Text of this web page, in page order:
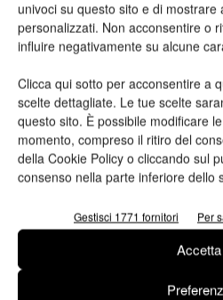
univoci su questo sito e di mostrare
personalizzati. Non acconsentire o
influire negativamente su alcune
Clicca qui sotto per acconsentire a
scelte dettagliate. Le tue scelte
questo sito. È possibile modificare
momento, compreso il ritiro del
della Cookie Policy o cliccando sul
consenso nella parte inferiore dello
Gestisci 1771 fornitori Per
Accetta
Per ulteriori informazioni sulla
possibile scaricare gratis un white
dedicata. Gli operatori della
copia richiedendola
Vai al sito
Richiedi
informazioni